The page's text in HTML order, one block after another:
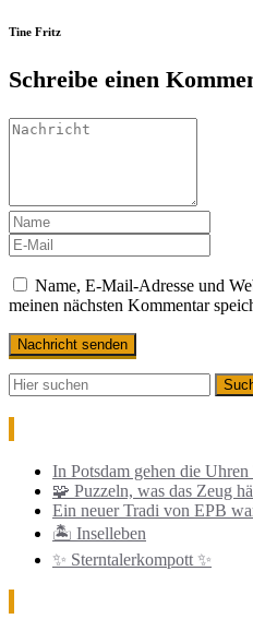
Tine Fritz
Schreibe einen
Name, E-Mail-Adresse und
meinen nächsten Kommentar
In Potsdam gehen die
🧩 Puzzeln, was das Zeug
Ein neuer Tradi von EPB
🏝️ Inselleben
✨ Sterntalerkompott ✨